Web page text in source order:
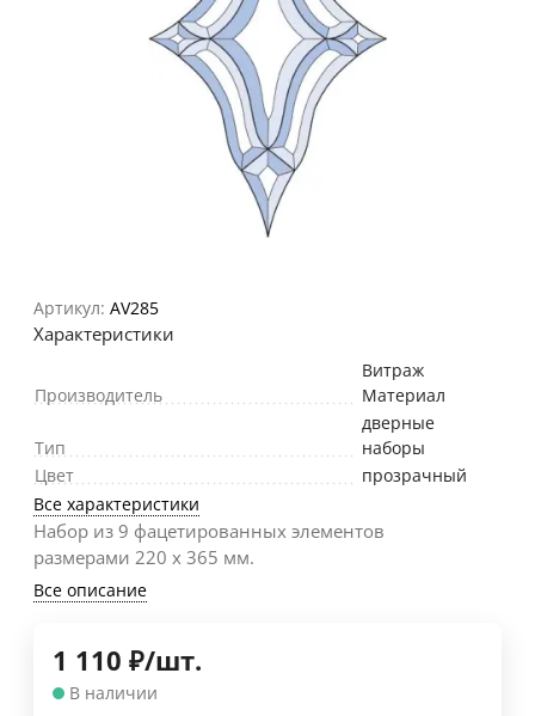
Артикул: AV285
Характеристики
Производитель
Витраж
Материал
Тип
дверные
наборы
Цвет
прозрачный
Все характеристики
Набор из 9 фацетированных элементов
размерами 220 х 365 мм.
Все описание
1 110 ₽/шт.
В наличии